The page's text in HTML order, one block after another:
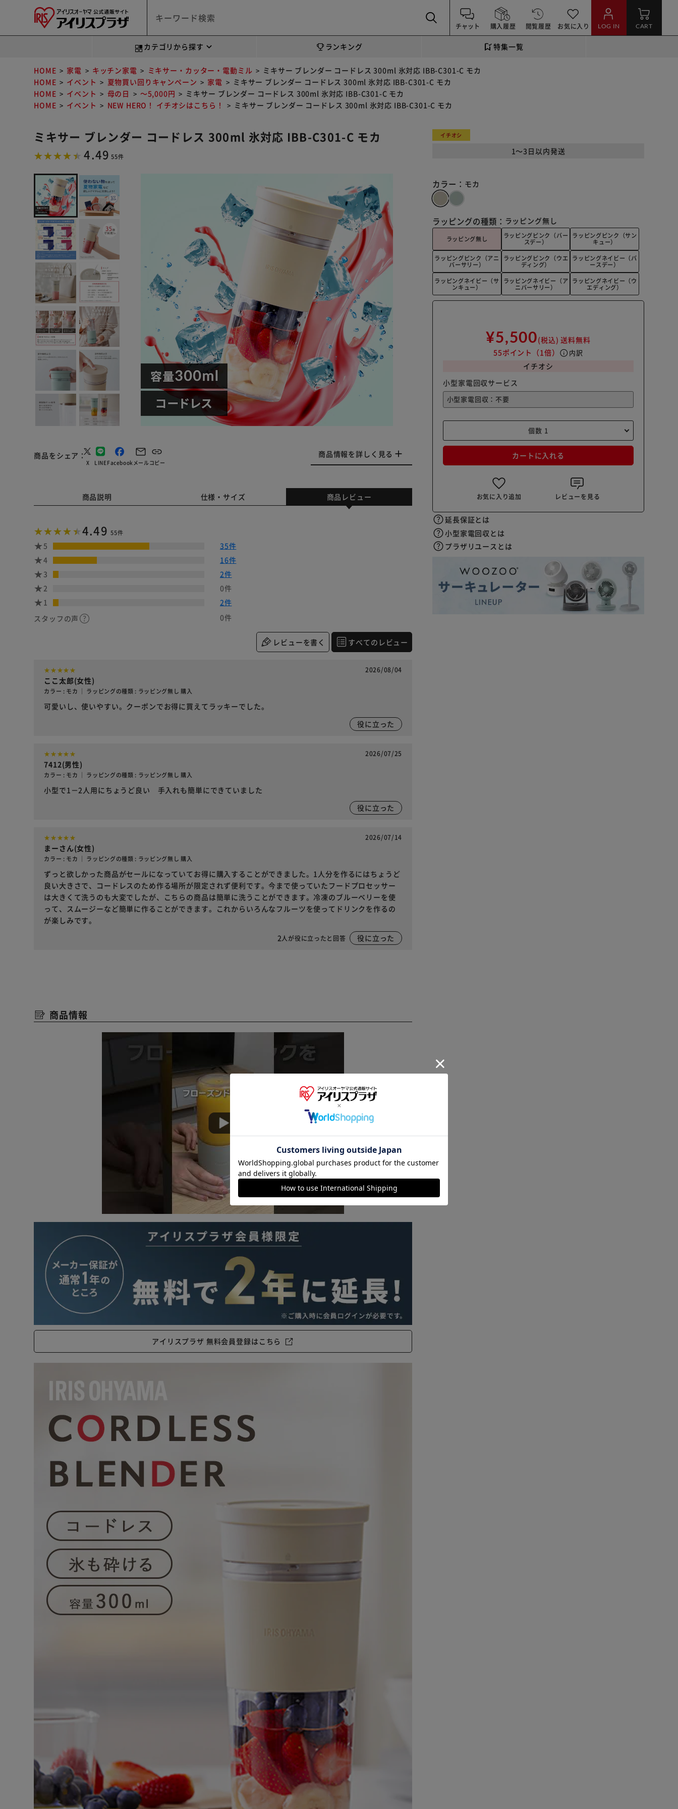
チャット 購入履歴 閲覧履歴 お気に入り LOG IN CART
カテゴリから探す ランキング 特集一覧
HOME 家電 キッチン家電 ミキサー・カッター・電動ミル
ミキサー ブレンダー コードレス 300ml 氷対応 IBB-C301-C モカ
HOME
イベント 夏物買い回りキャンペーン 家電
ミキサー ブレンダー コードレス 300ml 氷対応 IBB-C301-C モカ
HOME
イベント 母の日 ～5,000円
ミキサー ブレンダー コードレス 300ml 氷対応 IBB-C301-C モカ
HOME
イベント NEW HERO！ イチオシはこちら！ ミキサー ブレンダー コードレス 300ml 氷対応 IBB-C301-C モカ
ミキサー ブレンダー コードレス 300ml 氷対応 IBB-C301-C モカ
4.49 55件
商品をシェア
X LINEFacebookメールコピー
商品情報を詳しく見る
イチオシ
1～3日以内発送
カラー： モカ
ラッピングの種類： ラッピング無し
ラッピング無し
ラッピングピンク（バー
スデー）
ラッピングピンク（サン
キュー）
ラッピングピンク（アニ
バーサリー）
ラッピングピンク（ウエ
ディング）
ラッピングネイビー（バ
ースデー）
ラッピングネイビー（サ
ンキュー）
ラッピングネイビー（ア
ニバーサリー）
ラッピングネイビー（ウ
エディング）
¥5,500(税込) 送料無料
55ポイント （1倍） info 内訳
イチオシ
小型家電回収サービス
カートに入れる
お気に入り追加 レビューを見る
延長保証とは
小型家電回収とは
プラザリユースとは
商品説明 仕様・サイズ 商品レビュー
4.49 55件
5
35件
4
16件
3
2件
2
0件
1
2件
スタッフの声
0件
レビューを書く すべてのレビュー
2026/08/04
ここ太郎(女性)
カラー : モカ ｜ ラッピングの種類 : ラッピング無し 購入
可愛いし、使いやすい。クーポンでお得に買えてラッキーでした。
役に立った
2026/07/25
7412(男性)
カラー : モカ ｜ ラッピングの種類 : ラッピング無し 購入
小型で1－2人用にちょうど良い 手入れも簡単にできていました
役に立った
2026/07/14
まーさん(女性)
カラー : モカ ｜ ラッピングの種類 : ラッピング無し 購入
ずっと欲しかった商品がセールになっていてお得に購入することができました。1人分を作るにはちょうど
良い大きさで、コードレスのため作る場所が限定されず便利です。今まで使っていたフードプロセッサー
は大きくて洗うのも大変でしたが、こちらの商品は簡単に洗うことができます。冷凍のブルーベリーを使
って、スムージーなど簡単に作ることができます。これからいろんなフルーツを使ってドリンクを作るの
が楽しみです。
2人が役に立ったと回答 役に立った
商品情報
アイリスプラザ 無料会員登録はこちら
※ご確認ください